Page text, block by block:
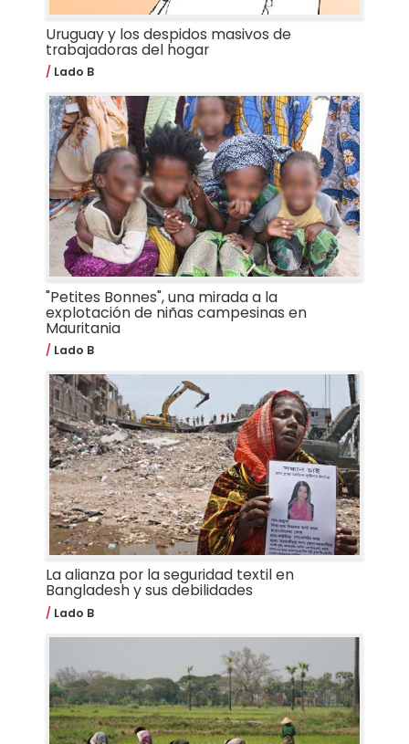
Uruguay y los despidos masivos de
trabajadoras del hogar
Lado B
"Petites Bonnes", una mirada a la
explotación de niñas campesinas en
Mauritania
Lado B
La alianza por la seguridad textil en
Bangladesh y sus debilidades
Lado B